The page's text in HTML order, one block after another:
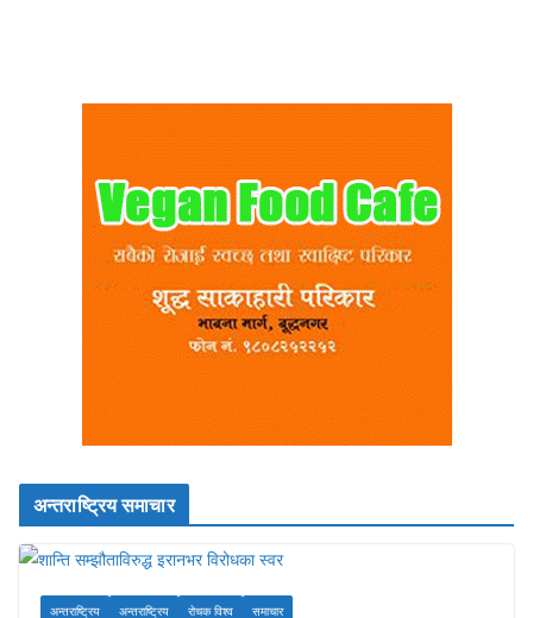
अन्तराष्ट्रिय समाचार
अन्तराष्ट्रिय अन्तराष्ट्रिय रोचक विश्व समाचार